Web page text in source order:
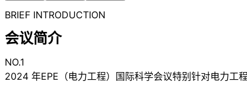
BRIEF INTRODUCTION
会议简介
NO.1
2024 年EPE（电力工程）国际科学会议特别针对电力工